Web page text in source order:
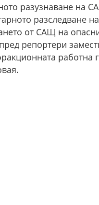
разузнаване на
разследване
от САЩ на
репортери
работна